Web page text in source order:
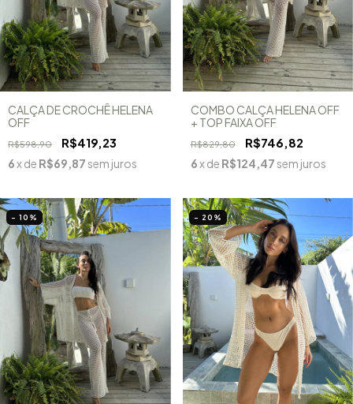
CALÇA DE CROCHÊ HELENA
OFF
R$598,90 R$419,23
6x de R$69,87 sem juros
COMBO CALÇA HELENA OFF
+ TOP FAIXA OFF
R$829,80 R$746,82
6x de R$124,47 sem juros
- 10 % - 20 %